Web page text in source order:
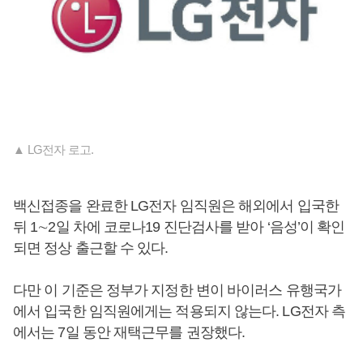
▲ LG전자 로고.
백신접종을 완료한 LG전자 임직원은 해외에서 입국한
뒤 1∼2일 차에 코로나19 진단검사를 받아 ‘음성’이 확인
되면 정상 출근할 수 있다.
다만 이 기준은 정부가 지정한 변이 바이러스 유행국가
에서 입국한 임직원에게는 적용되지 않는다. LG전자 측
에서는 7일 동안 재택근무를 권장했다.